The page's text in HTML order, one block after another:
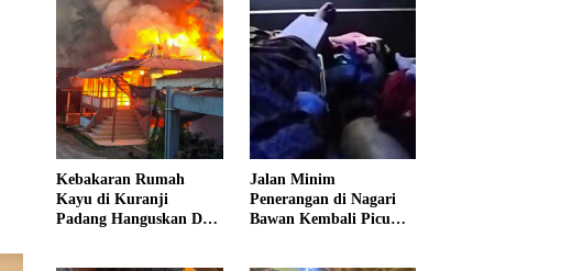
Kebakaran Rumah
Kayu di Kuranji
Padang Hanguskan Dua
Jalan Minim
Penerangan di Nagari
Bawan Kembali Picu